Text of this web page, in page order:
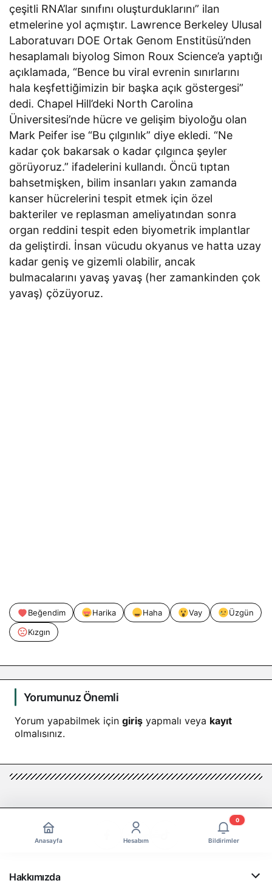
çeşitli RNA’lar sınıfını oluşturduklarını” ilan
etmelerine yol açmıştır. Lawrence Berkeley Ulusal
Laboratuvarı DOE Ortak Genom Enstitüsü’nden
hesaplamalı biyolog Simon Roux Science’a yaptığı
açıklamada, “Bence bu viral evrenin sınırlarını
hala keşfettiğimizin bir başka açık göstergesi”
dedi. Chapel Hill’deki North Carolina
Üniversitesi’nde hücre ve gelişim biyoloğu olan
Mark Peifer ise “Bu çılgınlık” diye ekledi. “Ne
kadar çok bakarsak o kadar çılgınca şeyler
görüyoruz.” ifadelerini kullandı. Öncü tıptan
bahsetmişken, bilim insanları yakın zamanda
kanser hücrelerini tespit etmek için özel
bakteriler ve replasman ameliyatından sonra
organ reddini tespit eden biyometrik implantlar
da geliştirdi. İnsan vücudu okyanus ve hatta uzay
kadar geniş ve gizemli olabilir, ancak
bulmacalarını yavaş yavaş (her zamankinden çok
yavaş) çözüyoruz.
Beğendim Harika Haha Vay
Üzgün
Kızgın
Yorumunuz Önemli
Yorum yapabilmek için giriş yapmalı veya kayıt
olmalısınız.
Anasayfa Hesabım Bildirimler
0
Hakkımızda